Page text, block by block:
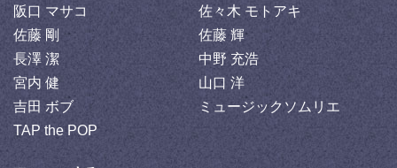
阪口 マサコ
佐々木 モトアキ
佐藤 剛
佐藤 輝
長澤 潔
中野 充浩
宮内 健
山口 洋
吉田 ボブ
ミュージックソムリエ
TAP the POP